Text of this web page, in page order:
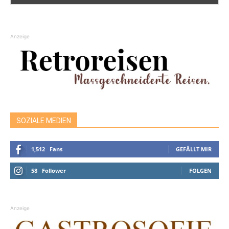
Anzeige
SOZIALE MEDIEN
1,512 Fans GEFÄLLT MIR
58 Follower FOLGEN
Anzeige